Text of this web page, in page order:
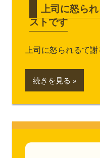
上司に怒ら
ストです
上司に怒られるて
続きを見る